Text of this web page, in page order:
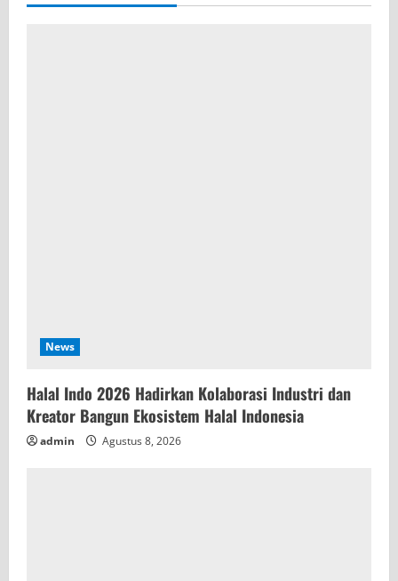
News
Halal Indo 2026 Hadirkan Kolaborasi Industri dan
Kreator Bangun Ekosistem Halal Indonesia
admin Agustus 8, 2026